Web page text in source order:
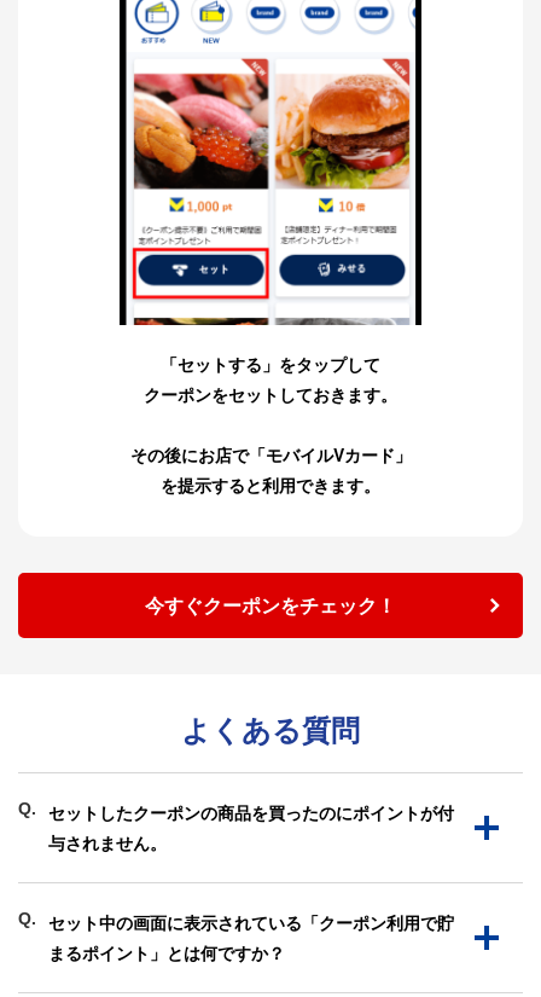
「セットする」をタップして
クーポンをセットしておきます。
その後にお店で「モバイルVカード」
を提示すると利用できます。
今すぐクーポンをチェック！
よくある質問
Q.
セットしたクーポンの商品を買ったのにポイントが付
与されません。
Q.
セット中の画面に表示されている「クーポン利用で貯
まるポイント」とは何ですか？